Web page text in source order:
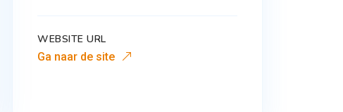
WEBSITE URL
Ga naar de site